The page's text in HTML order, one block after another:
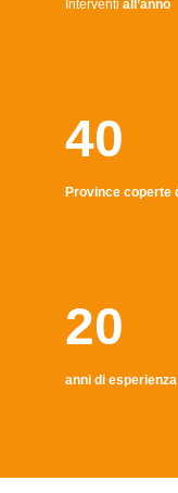
Interventi all’anno
40
Province coperte
20
anni di esperienza